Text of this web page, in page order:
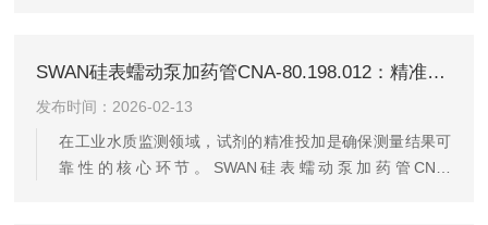
实验室用户的关注，核心在于它在制水精度、技术集成、
智能运维和长期耐用性四个维度上，构建了一套完整且自
洽的解决方案。1.制水精度：18.2MΩ·cm电阻率意味着什
么超纯水的核心指标是电阻率。DC-40所产出的超纯水电
SWAN硅表蠕动泵加药管CNA-80.198.012：精准加药，工业水质监测的“隐形卫士”
发布时间：2026-02-13
在工业水质监测领域，试剂的精准投加是确保测量结果可
靠性的核心环节。SWAN硅表蠕动泵加药管CNA-